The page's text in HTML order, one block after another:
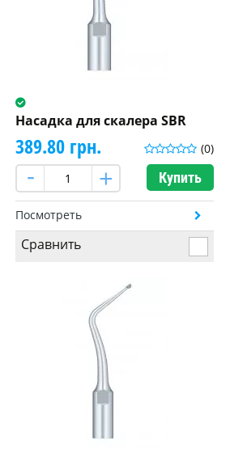
Насадка для скалера SBR
(0)
389.80 грн.
Купить
Посмотреть
Сравнить